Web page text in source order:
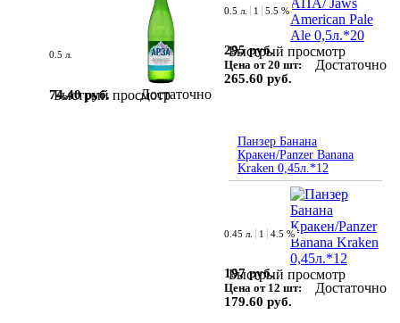
Быстрый просмотр
0.5 л.
74.40 руб. Достаточно
Быстрый просмотр
0.5 л. 1 5.5 %
295 руб.
Цена от 20 шт:
265.60 руб.
Достаточно
Панзер Банана
Кракен/Panzer Banana
Kraken 0,45л.*12
Быстрый просмотр
0.45 л. 1 4.5 %
197 руб.
Цена от 12 шт:
179.60 руб.
Достаточно